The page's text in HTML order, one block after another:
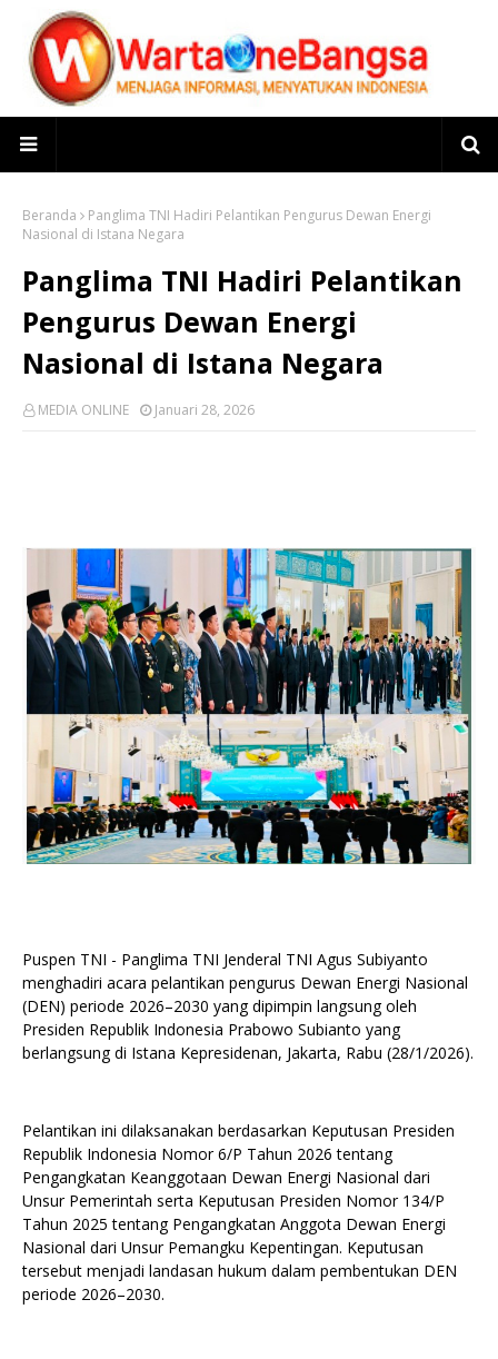
Beranda
Panglima TNI Hadiri Pelantikan Pengurus Dewan Energi
Nasional di Istana Negara
Panglima TNI Hadiri Pelantikan
Pengurus Dewan Energi
Nasional di Istana Negara
MEDIA ONLINE Januari 28, 2026
Puspen TNI - Panglima TNI Jenderal TNI Agus Subiyanto
menghadiri acara pelantikan pengurus Dewan Energi Nasional
(DEN) periode 2026–2030 yang dipimpin langsung oleh
Presiden Republik Indonesia Prabowo Subianto yang
berlangsung di Istana Kepresidenan, Jakarta, Rabu (28/1/2026).
Pelantikan ini dilaksanakan berdasarkan Keputusan Presiden
Republik Indonesia Nomor 6/P Tahun 2026 tentang
Pengangkatan Keanggotaan Dewan Energi Nasional dari
Unsur Pemerintah serta Keputusan Presiden Nomor 134/P
Tahun 2025 tentang Pengangkatan Anggota Dewan Energi
Nasional dari Unsur Pemangku Kepentingan. Keputusan
tersebut menjadi landasan hukum dalam pembentukan DEN
periode 2026–2030.